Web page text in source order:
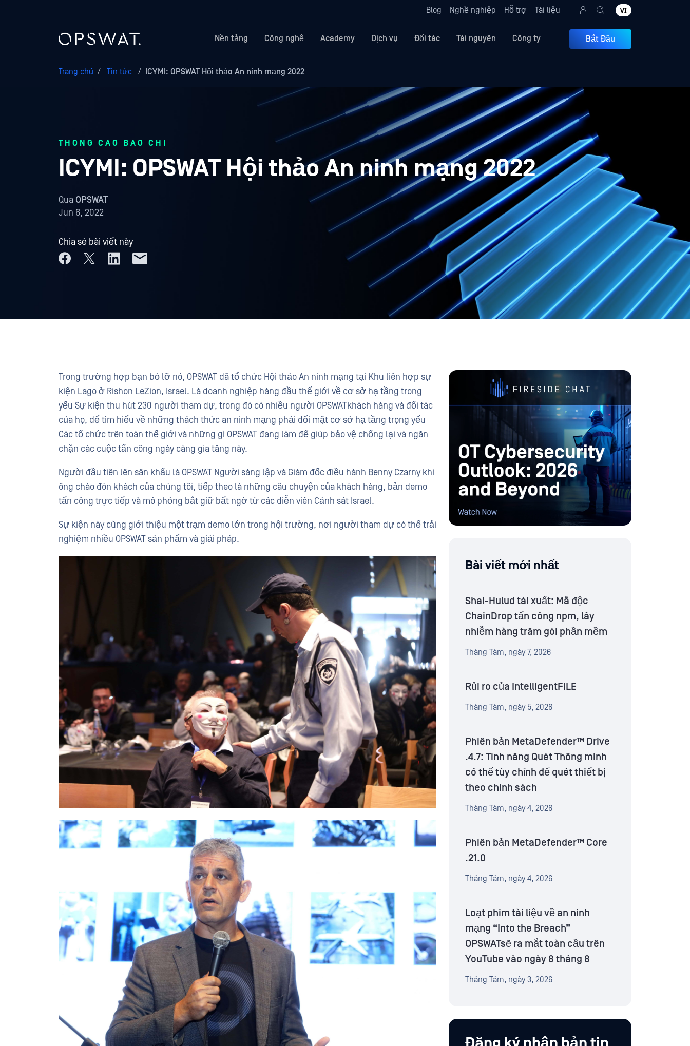
Blog Nghề nghiệp Hỗ trợ Tài liệu VI
Nền tảng Công nghệ Academy Dịch vụ Đối tác Tài nguyên Công ty Bắt Đầu
Trang chủ / Tin tức / ICYMI: OPSWAT Hội thảo An ninh mạng 2022
THÔNG CÁO BÁO CHÍ
ICYMI: OPSWAT Hội thảo An ninh mạng 2022
Qua OPSWAT
Jun 6, 2022
Chia sẻ bài viết này
Trong trường hợp bạn bỏ lỡ nó, OPSWAT đã tổ chức Hội thảo An ninh mạng tại Khu liên hợp sự
kiện Lago ở Rishon LeZion, Israel. Là doanh nghiệp hàng đầu thế giới về cơ sở hạ tầng trọng
yếu Sự kiện thu hút 230 người tham dự, trong đó có nhiều người OPSWATkhách hàng và đối tác
của họ, để tìm hiểu về những thách thức an ninh mạng phải đối mặt cơ sở hạ tầng trọng yếu
Các tổ chức trên toàn thế giới và những gì OPSWAT đang làm để giúp bảo vệ chống lại và ngăn
chặn các cuộc tấn công ngày càng gia tăng này.
Người đầu tiên lên sân khấu là OPSWAT Người sáng lập và Giám đốc điều hành Benny Czarny khi
ông chào đón khách của chúng tôi, tiếp theo là những câu chuyện của khách hàng, bản demo
tấn công trực tiếp và mô phỏng bắt giữ bất ngờ từ các diễn viên Cảnh sát Israel.
Sự kiện này cũng giới thiệu một trạm demo lớn trong hội trường, nơi người tham dự có thể trải
nghiệm nhiều OPSWAT sản phẩm và giải pháp.
Bài viết mới nhất
Shai-Hulud tái xuất: Mã độc
ChainDrop tấn công npm, lây
nhiễm hàng trăm gói phần mềm
Tháng Tám, ngày 7, 2026
Rủi ro của IntelligentFILE
Tháng Tám, ngày 5, 2026
Phiên bản MetaDefender™ Drive
.4.7: Tính năng Quét Thông minh
có thể tùy chỉnh để quét thiết bị
theo chính sách
Tháng Tám, ngày 4, 2026
Phiên bản MetaDefender™ Core
.21.0
Tháng Tám, ngày 4, 2026
Loạt phim tài liệu về an ninh
mạng “Into the Breach”
OPSWATsẽ ra mắt toàn cầu trên
YouTube vào ngày 8 tháng 8
Tháng Tám, ngày 3, 2026